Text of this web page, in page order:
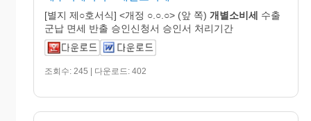
[별지 제○호서식] <개정 ○.○.○> (앞 쪽) 개별소비세 수출
군납 면세 반출 승인신청서 승인서 처리기간
조회수: 245 | 다운로드: 402